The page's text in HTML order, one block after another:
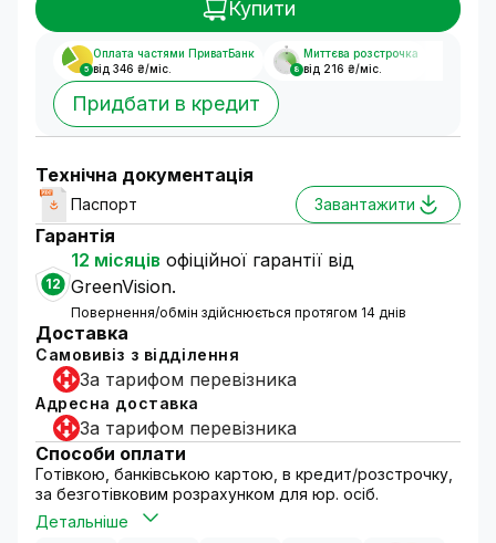
Купити
5
Оплата частями ПриватБанк
від 346 ₴/міс.
8
Миттєва розстрочка
від 216 ₴/міс.
Придбати в кредит
Технічна документація
Паспорт Завантажити
Гарантія
12
12 місяців офіційної гарантії від
GreenVision.
Повернення/обмін здійснюється протягом 14 днів
Доставка
Самовивіз з відділення
За тарифом перевізника
Адресна доставка
За тарифом перевізника
Способи оплати
Готівкою, банківською картою, в кредит/розстрочку,
за безготівковим розрахунком для юр. осіб.
Детальніше